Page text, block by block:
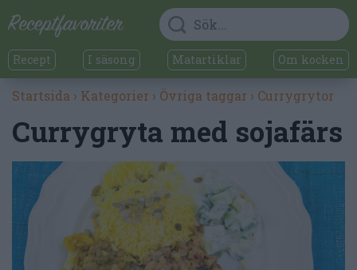
Recept I säsong Matartiklar Om kocken
Startsida › Kategorier › Övriga taggar › Currygrytor
Currygryta med sojafärs